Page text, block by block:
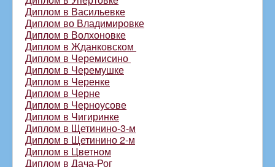
Диплом в Васильевке
Диплом во Владимировке
Диплом в Волхоновке
Диплом в Жданковском
Диплом в Черемисино
Диплом в Черемушке
Диплом в Черенке
Диплом в Черне
Диплом в Черноусове
Диплом в Чигиринке
Диплом в Щетинино-3-м
Диплом в Щетинино 2-м
Диплом в Цветном
Диплом в Дача-Рог